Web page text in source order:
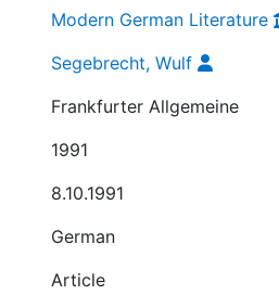
Modern German Literature
Segebrecht, Wulf
Frankfurter Allgemeine
1991
8.10.1991
German
Article